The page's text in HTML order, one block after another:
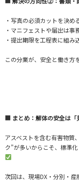
・写真の必須カットを決め
・マニフェストや届出は事
・提出期限を工程表に組み
この分業が、安全と働き方
■ まとめ：解体の安全は「
アスベストを含む有害物質
ク”が多いからこそ、標準
次回は、現場DX・分別・産